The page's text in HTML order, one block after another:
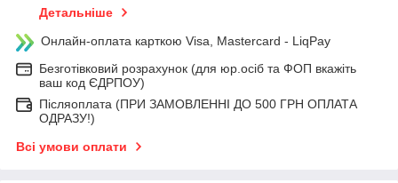
Детальніше
Онлайн-оплата карткою Visa, Mastercard - LiqPay
Безготівковий розрахунок (для юр.осіб та ФОП вкажіть
ваш код ЄДРПОУ)
Післяоплата (ПРИ ЗАМОВЛЕННІ ДО 500 ГРН ОПЛАТА
ОДРАЗУ!)
Всі умови оплати